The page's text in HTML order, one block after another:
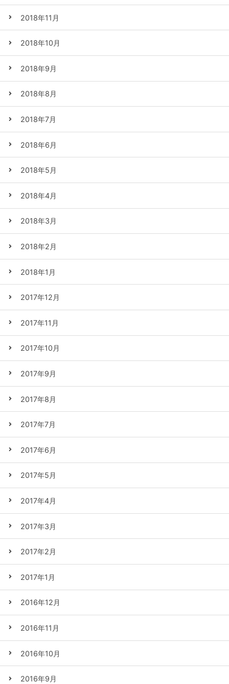
2018年11月
2018年10月
2018年9月
2018年8月
2018年7月
2018年6月
2018年5月
2018年4月
2018年3月
2018年2月
2018年1月
2017年12月
2017年11月
2017年10月
2017年9月
2017年8月
2017年7月
2017年6月
2017年5月
2017年4月
2017年3月
2017年2月
2017年1月
2016年12月
2016年11月
2016年10月
2016年9月